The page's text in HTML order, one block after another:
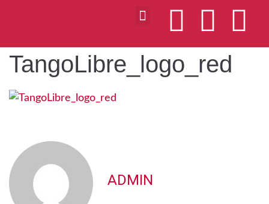
TangoLibre_logo_red
ADMIN